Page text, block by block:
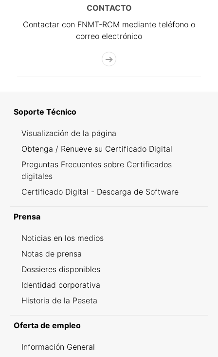
CONTACTO
Contactar con FNMT-RCM mediante teléfono o
correo electrónico
Soporte Técnico
Visualización de la página
Obtenga / Renueve su Certificado Digital
Preguntas Frecuentes sobre Certificados
digitales
Certificado Digital - Descarga de Software
Prensa
Noticias en los medios
Notas de prensa
Dossieres disponibles
Identidad corporativa
Historia de la Peseta
Oferta de empleo
Información General